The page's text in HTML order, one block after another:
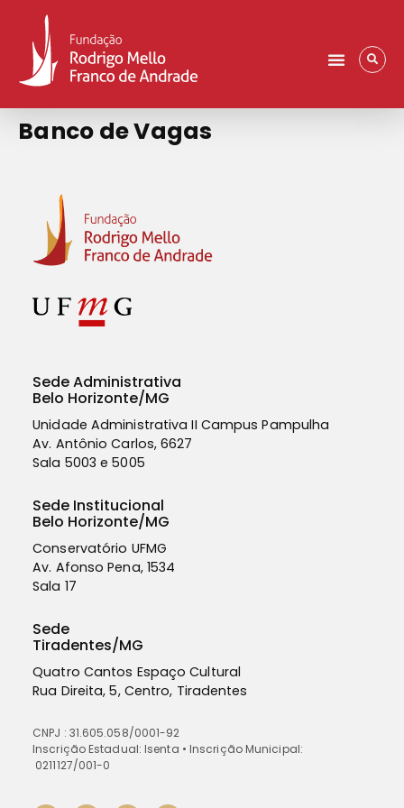
Banco de Vagas
Sede Administrativa
Belo Horizonte/MG
Unidade Administrativa II Campus Pampulha
Av. Antônio Carlos, 6627
Sala 5003 e 5005
Sede Institucional
Belo Horizonte/MG
Conservatório UFMG
Av. Afonso Pena, 1534
Sala 17
Sede
Tiradentes/MG
Quatro Cantos Espaço Cultural
Rua Direita, 5, Centro, Tiradentes
CNPJ : 31.605.058/0001-92
Inscrição Estadual: Isenta • Inscrição Municipal:
0211127/001-0